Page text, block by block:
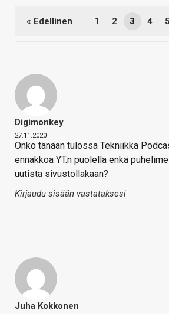
« Edellinen 1 2 3 4 5
Digimonkey
27.11.2020
Onko tänään tulossa Tekniikka
ennakkoa YT.n puolella enkä
uutista sivustollakaan?
Kirjaudu sisään vastataksesi
Juha Kokkonen